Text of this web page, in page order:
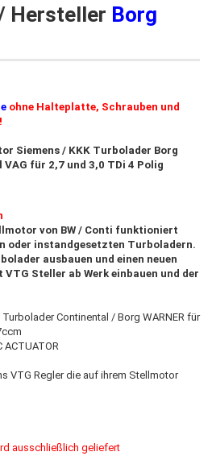
Hersteller Borg
ohne Halteplatte, Schrauben und
Siemens / KKK Turbolader Borg
VAG für 2,7 und 3,0 TDi 4 Polig
von BW / Conti funktioniert
oder instandgesetzten Turboladern.
ausbauen und einen neuen
Steller ab Werk einbauen und der
Continental / Borg WARNER für
ACTUATOR
VTG Regler die auf ihrem Stellmotor
ausschließlich geliefert